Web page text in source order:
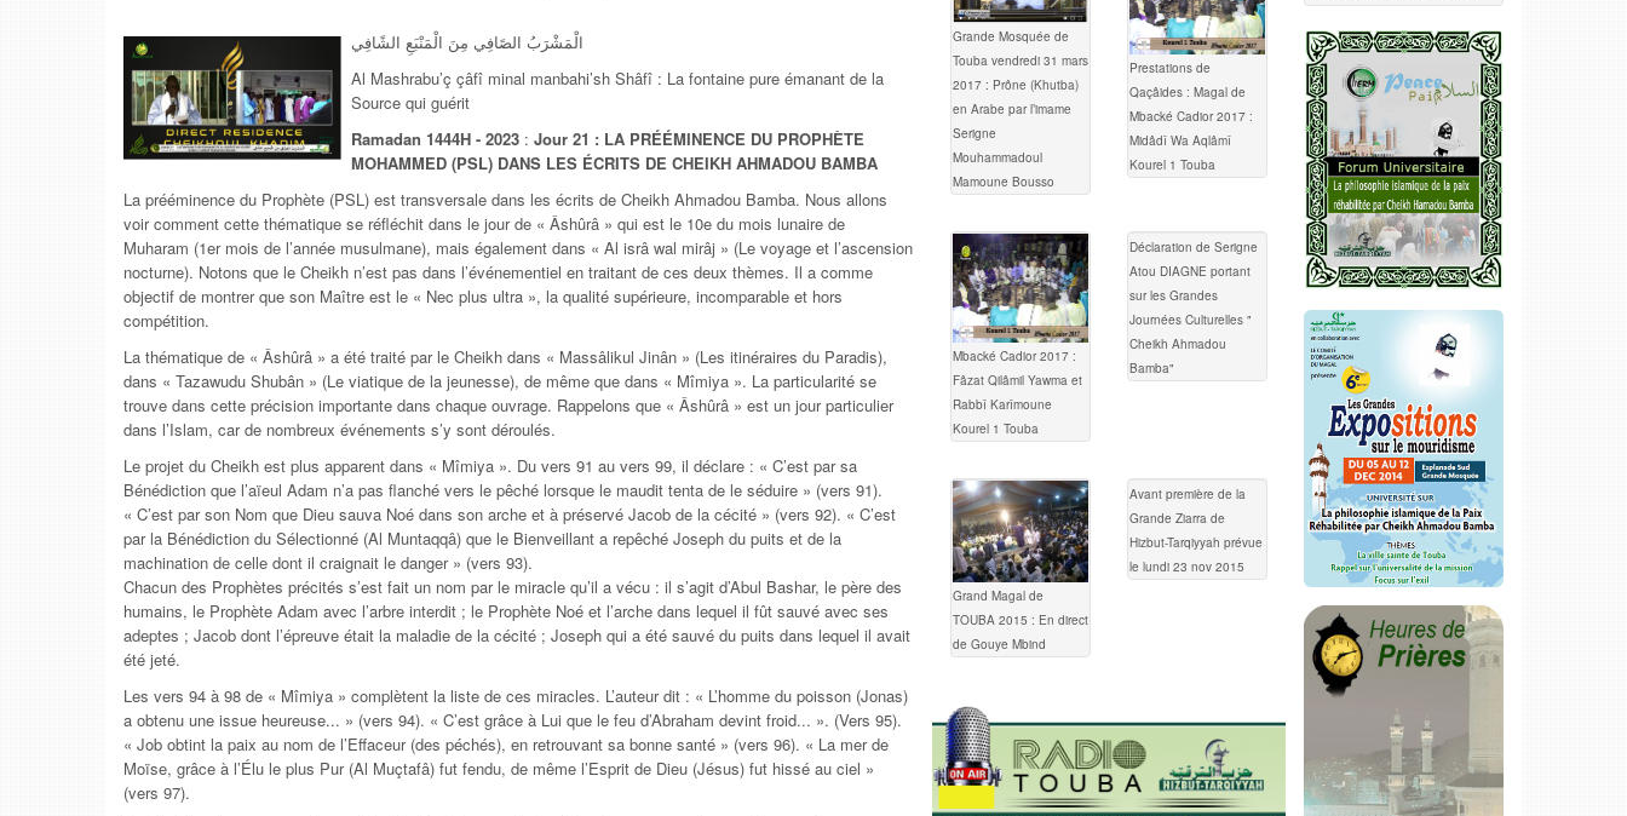
الْمَشْرَبُ الصًافِي مِنَ الْمَنْبَعِ الشًافِي
Al Mashrabu’ç çâfî minal manbahi’sh Shâfî : La fontaine pure émanant de la
Source qui guérit
Ramadan 1444H - 2023 : Jour 21 : LA PRÉÉMINENCE DU PROPHÈTE
MOHAMMED (PSL) DANS LES ÉCRITS DE CHEIKH AHMADOU BAMBA
La prééminence du Prophète (PSL) est transversale dans les écrits de Cheikh Ahmadou Bamba. Nous allons
voir comment cette thématique se réfléchit dans le jour de « Âshûrâ » qui est le 10e du mois lunaire de
Muharam (1er mois de l’année musulmane), mais également dans « Al isrâ wal mirâj » (Le voyage et l’ascension
nocturne). Notons que le Cheikh n’est pas dans l’événementiel en traitant de ces deux thèmes. Il a comme
objectif de montrer que son Maître est le « Nec plus ultra », la qualité supérieure, incomparable et hors
compétition.
La thématique de « Âshûrâ » a été traité par le Cheikh dans « Massâlikul Jinân » (Les itinéraires du Paradis),
dans « Tazawudu Shubân » (Le viatique de la jeunesse), de même que dans « Mîmiya ». La particularité se
trouve dans cette précision importante dans chaque ouvrage. Rappelons que « Âshûrâ » est un jour particulier
dans l’Islam, car de nombreux événements s’y sont déroulés.
Le projet du Cheikh est plus apparent dans « Mîmiya ». Du vers 91 au vers 99, il déclare : « C’est par sa
Bénédiction que l’aïeul Adam n’a pas flanché vers le pêché lorsque le maudit tenta de le séduire » (vers 91).
« C’est par son Nom que Dieu sauva Noé dans son arche et à préservé Jacob de la cécité » (vers 92). « C’est
par la Bénédiction du Sélectionné (Al Muntaqqâ) que le Bienveillant a repêché Joseph du puits et de la
machination de celle dont il craignait le danger » (vers 93).
Chacun des Prophètes précités s’est fait un nom par le miracle qu’il a vécu : il s’agit d’Abul Bashar, le père des
humains, le Prophète Adam avec l’arbre interdit ; le Prophète Noé et l’arche dans lequel il fût sauvé avec ses
adeptes ; Jacob dont l’épreuve était la maladie de la cécité ; Joseph qui a été sauvé du puits dans lequel il avait
été jeté.
Les vers 94 à 98 de « Mîmiya » complètent la liste de ces miracles. L’auteur dit : « L’homme du poisson (Jonas)
a obtenu une issue heureuse... » (vers 94). « C’est grâce à Lui que le feu d’Abraham devint froid... ». (Vers 95).
« Job obtint la paix au nom de l’Effaceur (des péchés), en retrouvant sa bonne santé » (vers 96). « La mer de
Moïse, grâce à l’Élu le plus Pur (Al Muçtafâ) fut fendu, de même l’Esprit de Dieu (Jésus) fut hissé au ciel »
(vers 97).
Grande Mosquée de
Touba vendredi 31 mars
2017 : Prône (Khutba)
en Arabe par l’imame
Serigne
Mouhammadoul
Mamoune Bousso
Prestations de
Qaçâides : Magal de
Mbacké Cadior 2017 :
Midâdî Wa Aqlâmî
Kourel 1 Touba
Mbacké Cadior 2017 :
Fâzat Qilâmil Yawma et
Rabbî Karîmoune
Kourel 1 Touba
Déclaration de Serigne
Atou DIAGNE portant
sur les Grandes
Journées Culturelles "
Cheikh Ahmadou
Bamba"
Grand Magal de
TOUBA 2015 : En direct
de Gouye Mbind
Avant première de la
Grande Ziarra de
Hizbut-Tarqiyyah prévue
le lundi 23 nov 2015